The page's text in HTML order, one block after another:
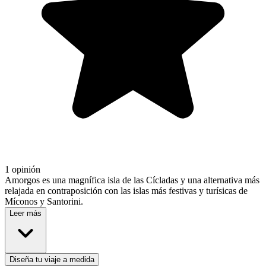
1 opinión
Amorgos es una magnífica isla de las Cícladas y una alternativa más
relajada en contraposición con las islas más festivas y turísicas de
Míconos y Santorini.
Leer más
Diseña tu viaje a medida